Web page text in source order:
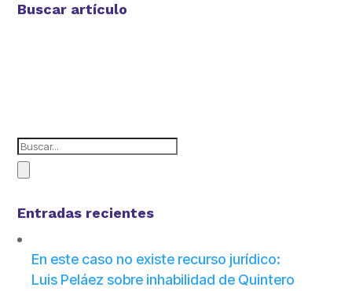
Buscar artículo
Entradas recientes
En este caso no existe recurso jurídico:
Luis Peláez sobre inhabilidad de Quintero